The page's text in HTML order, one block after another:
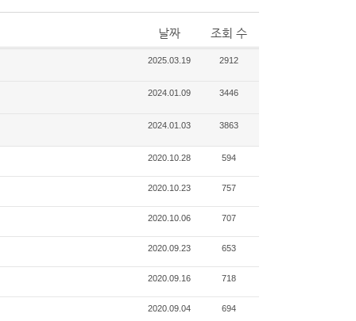
날짜 조회 수
2025.03.19 2912
2024.01.09 3446
2024.01.03 3863
2020.10.28 594
2020.10.23 757
2020.10.06 707
2020.09.23 653
2020.09.16 718
2020.09.04 694